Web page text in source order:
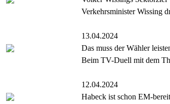
Verkehrsminister Wissing
13.04.2024
Das muss der Wähler
Beim TV-Duell mit dem
12.04.2024
Habeck ist schon EM-bereit